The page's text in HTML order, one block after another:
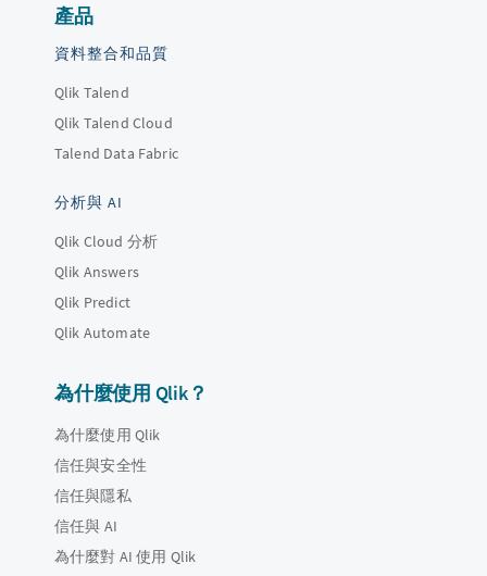
產品
資料整合和品質
Qlik Talend
Qlik Talend Cloud
Talend Data Fabric
分析與 AI
Qlik Cloud 分析
Qlik Answers
Qlik Predict
Qlik Automate
為什麼使用 Qlik？
為什麼使用 Qlik
信任與安全性
信任與隱私
信任與 AI
為什麼對 AI 使用 Qlik